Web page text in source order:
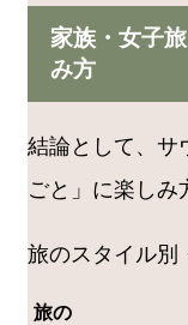
家族・女子
み方
結論として、サ
ごと」に楽しみ
旅のスタイル別
旅の